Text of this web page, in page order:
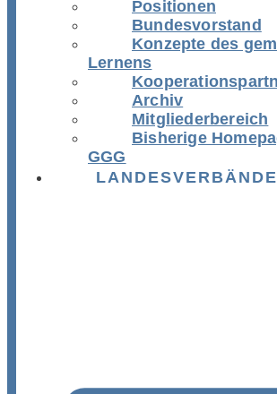
Positionen
Bundesvorstand
Konzepte des
Lernens
Archiv
Mitgliederbereich
Bisherige
GGG
LANDESVERBÄNDE